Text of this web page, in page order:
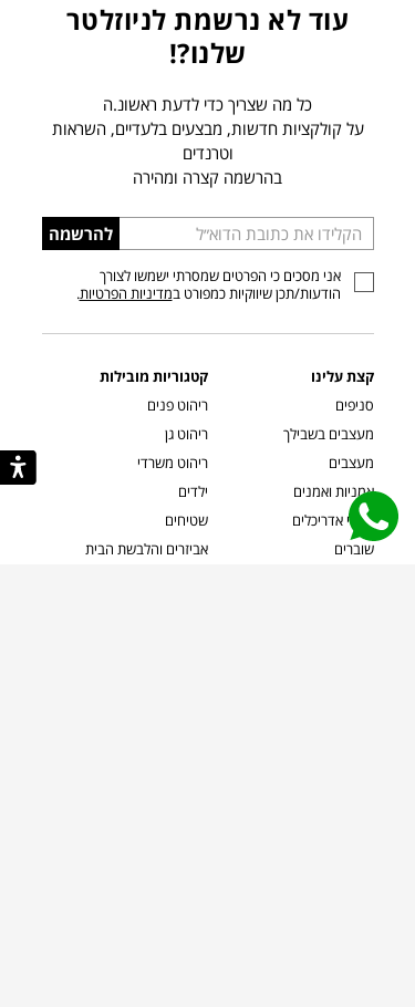
עוד לא נרשמת לניוזלטר
שלנו?!
כל מה שצריך כדי לדעת ראשונ.ה
על קולקציות חדשות, מבצעים בלעדיים, השראות
וטרנדים
בהרשמה קצרה ומהירה
הכניסו
כתובת
דוא”ל
להרשמה
אני מסכים כי הפרטים שמסרתי ישמשו לצורך
הודעות/תכן שיווקיות כמפורט במדיניות הפרטיות.
קצת עלינו
סניפים
מעצבים בשבילך
מעצבים
אמניות ואמנים
קשרי אדריכלים
שוברים
קטגוריות מובילות
ריהוט פנים
ריהוט גן
ריהוט משרדי
ילדים
שטיחים
אביזרים והלבשת הבית